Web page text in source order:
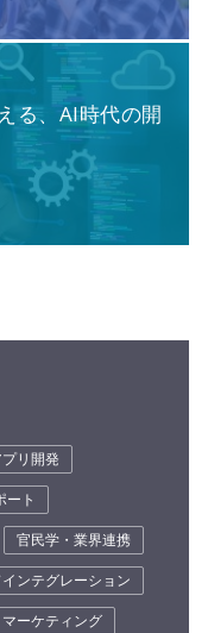
る、AI時代の開
リ開発
ート
官民学・業界連携
ンテグレーション
ーケティング